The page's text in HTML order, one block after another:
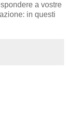
a vostre
in questi